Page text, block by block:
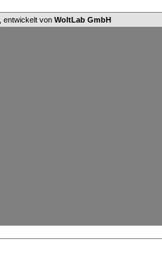
, entwickelt von WoltLab GmbH